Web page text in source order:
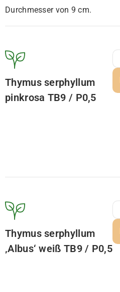
Durchmesser von 9 cm.
Thymus serphyllum
pinkrosa TB9 / P0,5
Thymus serphyllum
‚Albus‘ weiß TB9 / P0,5